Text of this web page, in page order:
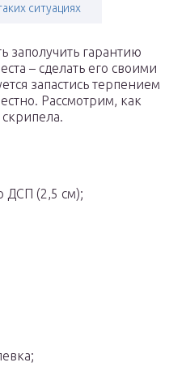
ситуациях
заполучить гарантию
– сделать его своими
запастись терпением
Рассмотрим, как
ДСП (2,5 см);